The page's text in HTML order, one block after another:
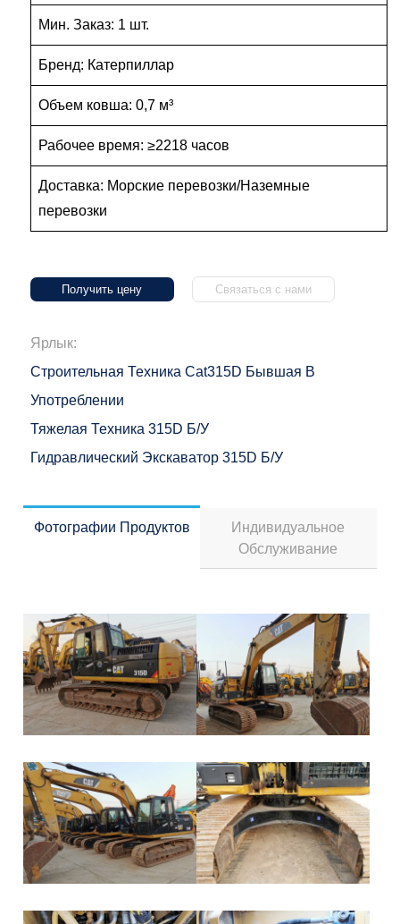
Мин. Заказ: 1 шт.
Бренд: Катерпиллар
Объем ковша: 0,7 м³
Рабочее время: ≥2218 часов
Доставка: Морские перевозки/Наземные
перевозки
Получить цену Связаться с нами
Ярлык:
Строительная Техника Cat315D Бывшая В
Употреблении
Тяжелая Техника 315D Б/у
Гидравлический Экскаватор 315D Б/у
Фотографии Продуктов
Индивидуальное
Обслуживание